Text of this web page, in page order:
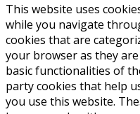
This website uses
while you navigate
cookies that are
your browser as they
basic functionalities of
party cookies that help
you use this website.